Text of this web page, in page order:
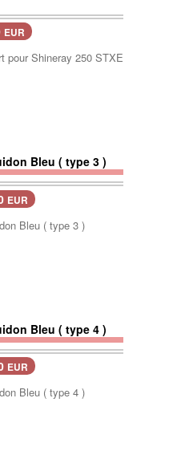
EUR
pour Shineray 250 STXE
EUR
Bleu ( type 3 )
EUR
Bleu ( type 4 )